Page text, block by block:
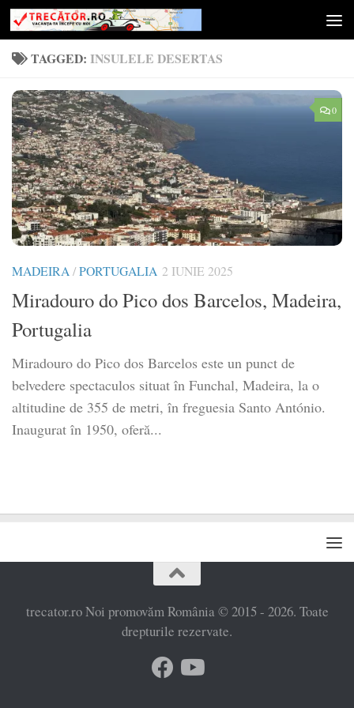
Skip to content
TAGGED: INSULELE DESERTAS
0
MADEIRA /PORTUGALIA 2 IUNIE 2025
Miradouro do Pico dos Barcelos, Madeira,
Portugalia
Miradouro do Pico dos Barcelos este un punct de
belvedere spectaculos situat în Funchal, Madeira, la o
altitudine de 355 de metri, în freguesia Santo António.
Inaugurat în 1950, oferă...
trecator.ro Noi promovăm România © 2015 - 2026. Toate
drepturile rezervate.